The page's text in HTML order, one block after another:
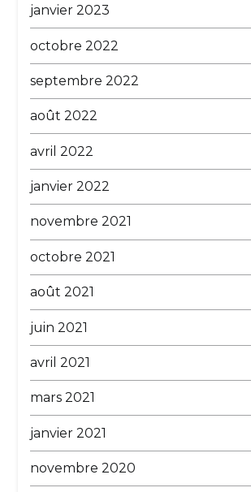
janvier 2023
octobre 2022
septembre 2022
août 2022
avril 2022
janvier 2022
novembre 2021
octobre 2021
août 2021
juin 2021
avril 2021
mars 2021
janvier 2021
novembre 2020